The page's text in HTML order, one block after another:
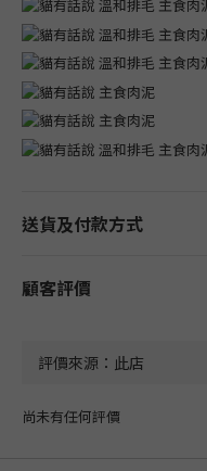
送貨及付款方式
顧客評價
尚未有任何評價